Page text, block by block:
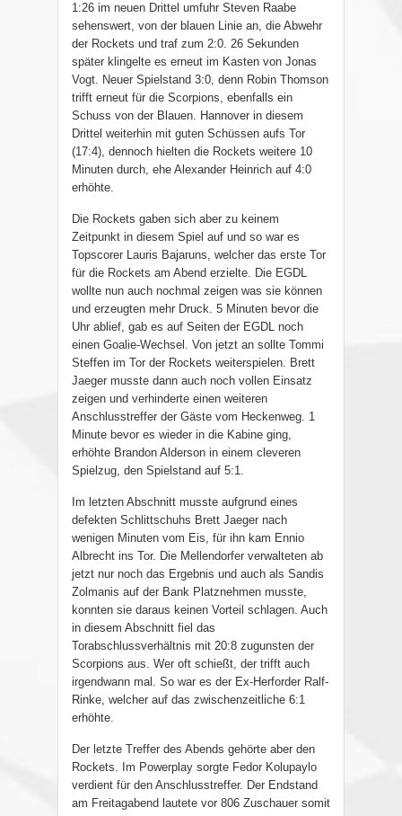
1:26 im neuen Drittel umfuhr Steven Raabe
sehenswert, von der blauen Linie an, die Abwehr
der Rockets und traf zum 2:0. 26 Sekunden
später klingelte es erneut im Kasten von Jonas
Vogt. Neuer Spielstand 3:0, denn Robin Thomson
trifft erneut für die Scorpions, ebenfalls ein
Schuss von der Blauen. Hannover in diesem
Drittel weiterhin mit guten Schüssen aufs Tor
(17:4), dennoch hielten die Rockets weitere 10
Minuten durch, ehe Alexander Heinrich auf 4:0
erhöhte.
Die Rockets gaben sich aber zu keinem
Zeitpunkt in diesem Spiel auf und so war es
Topscorer Lauris Bajaruns, welcher das erste Tor
für die Rockets am Abend erzielte. Die EGDL
wollte nun auch nochmal zeigen was sie können
und erzeugten mehr Druck. 5 Minuten bevor die
Uhr ablief, gab es auf Seiten der EGDL noch
einen Goalie-Wechsel. Von jetzt an sollte Tommi
Steffen im Tor der Rockets weiterspielen. Brett
Jaeger musste dann auch noch vollen Einsatz
zeigen und verhinderte einen weiteren
Anschlusstreffer der Gäste vom Heckenweg. 1
Minute bevor es wieder in die Kabine ging,
erhöhte Brandon Alderson in einem cleveren
Spielzug, den Spielstand auf 5:1.
Im letzten Abschnitt musste aufgrund eines
defekten Schlittschuhs Brett Jaeger nach
wenigen Minuten vom Eis, für ihn kam Ennio
Albrecht ins Tor. Die Mellendorfer verwalteten ab
jetzt nur noch das Ergebnis und auch als Sandis
Zolmanis auf der Bank Platznehmen musste,
konnten sie daraus keinen Vorteil schlagen. Auch
in diesem Abschnitt fiel das
Torabschlussverhältnis mit 20:8 zugunsten der
Scorpions aus. Wer oft schießt, der trifft auch
irgendwann mal. So war es der Ex-Herforder Ralf-
Rinke, welcher auf das zwischenzeitliche 6:1
erhöhte.
Der letzte Treffer des Abends gehörte aber den
Rockets. Im Powerplay sorgte Fedor Kolupaylo
verdient für den Anschlusstreffer. Der Endstand
am Freitagabend lautete vor 806 Zuschauer somit